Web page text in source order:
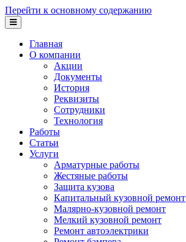
Перейти к основному содержанию
Главная
О компании
Акции
Документы
История
Реквизиты
Сотрудники
Технология
Работы
Статьи
Услуги
Арматурные работы
Жестяные работы
Защита кузова
Капитальный кузовной ремонт
Малярно-кузовной ремонт
Мелкий кузовной ремонт
Ремонт автоэлектрики